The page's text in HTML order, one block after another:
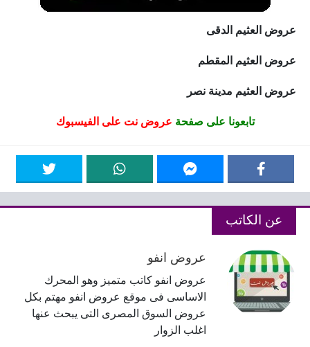
عروض العثيم الدقى
عروض العثيم المقطم
عروض العثيم مدينة نصر
تابعونا على صفحة عروض نت على الفيسبوك
عن الكاتب
عروض انفو
عروض انفو كاتب متميز وهو المحرك
الاساسى فى موقع عروض انفو مهتم بكل
عروض السوق المصرى التى يبحث عنها
اغلب الزوار